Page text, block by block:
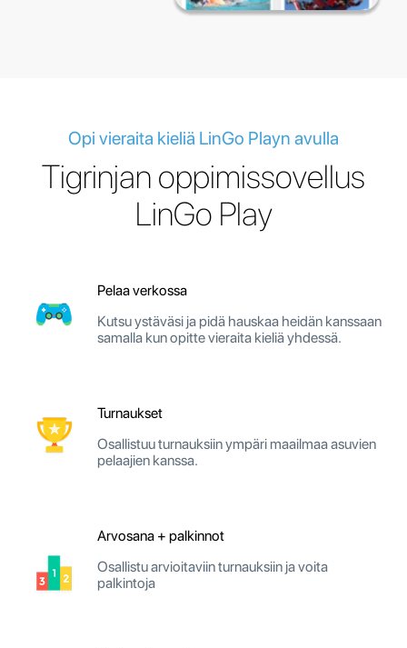
Opi vieraita kieliä LinGo Playn avulla
Tigrinjan oppimissovellus
LinGo Play
Pelaa verkossa
Kutsu ystäväsi ja pidä hauskaa heidän kanssaan
samalla kun opitte vieraita kieliä yhdessä.
Turnaukset
Osallistuu turnauksiin ympäri maailmaa asuvien
pelaajien kanssa.
Arvosana + palkinnot
Osallistu arvioitaviin turnauksiin ja voita
palkintoja